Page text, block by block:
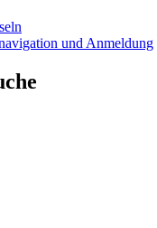
und Anmeldung